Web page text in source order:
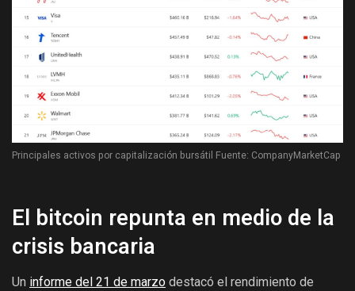
Principales activos por capitalización bursátil Fuente: CompanyMarketCap
El bitcoin repunta en medio de la
crisis bancaria
Un informe del 21 de marzo destacó el rendimiento de